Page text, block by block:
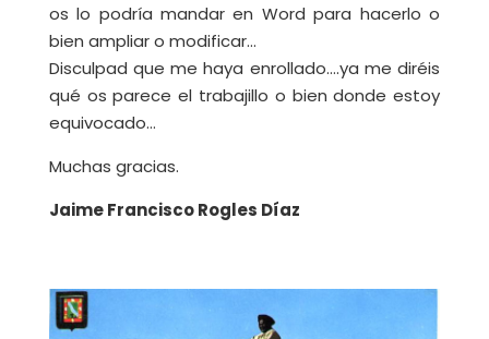
os lo podría mandar en Word para hacerlo o
bien ampliar o modificar…
Disculpad que me haya enrollado….ya me diréis
qué os parece el trabajillo o bien donde estoy
equivocado…
Muchas gracias.
Jaime Francisco Rogles Díaz